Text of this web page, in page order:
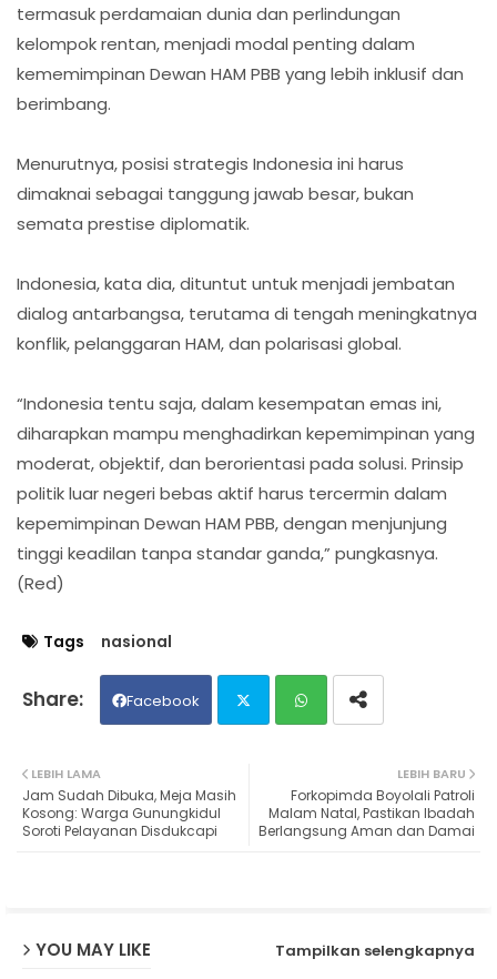
termasuk perdamaian dunia dan perlindungan
kelompok rentan, menjadi modal penting dalam
kememimpinan Dewan HAM PBB yang lebih inklusif dan
berimbang.
Menurutnya, posisi strategis Indonesia ini harus
dimaknai sebagai tanggung jawab besar, bukan
semata prestise diplomatik.
Indonesia, kata dia, dituntut untuk menjadi jembatan
dialog antarbangsa, terutama di tengah meningkatnya
konflik, pelanggaran HAM, dan polarisasi global.
“Indonesia tentu saja, dalam kesempatan emas ini,
diharapkan mampu menghadirkan kepemimpinan yang
moderat, objektif, dan berorientasi pada solusi. Prinsip
politik luar negeri bebas aktif harus tercermin dalam
kepemimpinan Dewan HAM PBB, dengan menjunjung
tinggi keadilan tanpa standar ganda,” pungkasnya.
(Red)
Tags nasional
Facebook
ter ats
LEBIH BARU
Forkopimda Boyolali Patroli
Malam Natal, Pastikan Ibadah
Berlangsung Aman dan Damai
LEBIH LAMA
Jam Sudah Dibuka, Meja Masih
Kosong: Warga Gunungkidul
Soroti Pelayanan Disdukcapi
YOU MAY LIKE Tampilkan selengkapnya